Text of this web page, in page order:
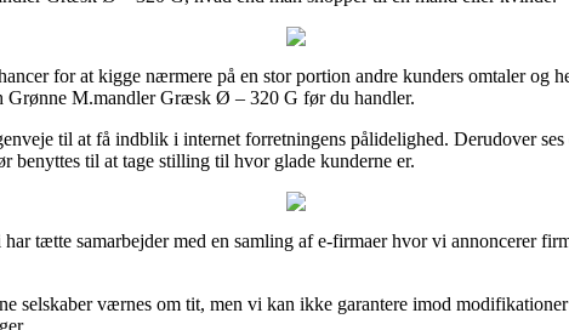
for at kigge nærmere på en stor portion andre kunders omtaler og
Grønne M.mandler Græsk Ø – 320 G før du handler.
til at få indblik i internet forretningens pålidelighed. Derudover
benyttes til at tage stilling til hvor glade kunderne er.
tætte samarbejder med en samling af e-firmaer hvor vi annoncerer
selskaber værnes om tit, men vi kan ikke garantere imod